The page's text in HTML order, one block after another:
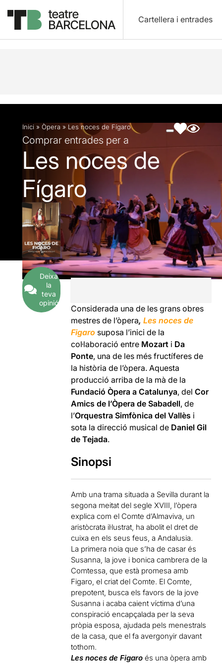
Cartellera i entrades
Descripció Fitxa artística Fotos i vídeos
Inici » Òpera » Les noces de Fígaro
Comprar entrades per a
Les noces de
Fígaro
Deixa
la
teva
opinió
Considerada una de les grans obres
mestres de l’òpera,Les noces de
Figaro suposa l’inici de la
col·laboració entre Mozart i Da
Ponte, una de les més fructíferes de
la història de l’òpera. Aquesta
producció arriba de la mà de la
Fundació Òpera a Catalunya, delCor
Amics de l’Òpera de Sabadell, de
l’Orquestra Simfònica del Vallès i
sota la direcció musical de Daniel Gil
de Tejada.
Sinopsi
Amb una trama situada a Sevilla durant la
segona meitat del segle XVIII, l’òpera
explica com el Comte d’Almaviva, un
aristòcrata il·lustrat, ha abolit el dret de
cuixa en els seus feus, a Andalusia.
La primera noia que s’ha de casar és
Susanna, la jove i bonica cambrera de la
Comtessa, que està promesa amb
Figaro, el criat del Comte. El Comte,
prepotent, busca els favors de la jove
Susanna i acaba caient víctima d’una
conspiració encapçalada per la seva
pròpia esposa, ajudada pels menestrals
de la casa, que el fa avergonyir davant
tothom.
Les noces de Figaro és una òpera amb